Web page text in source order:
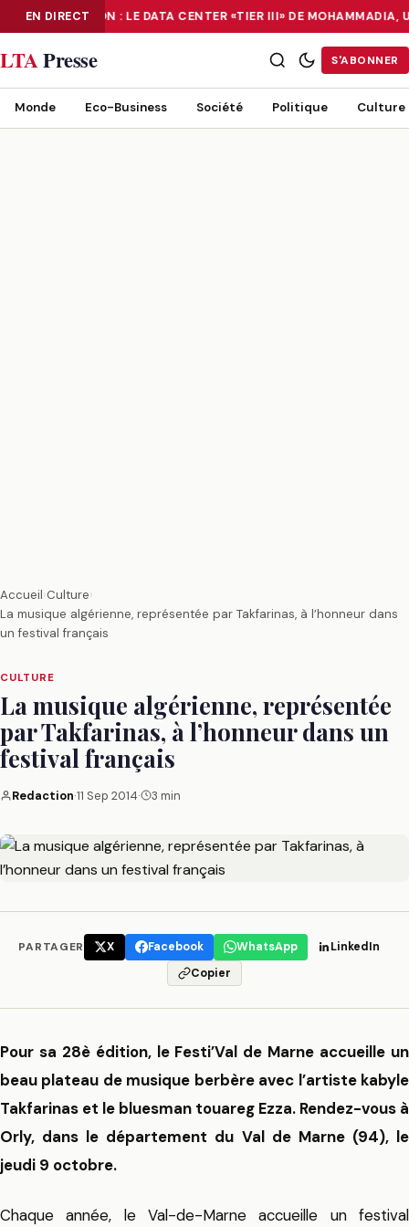
EN DIRECT
NUMÉRISATION : LE DATA CENTER «TIER III» DE MOHAMMADIA,
NUMÉRISATION : LE DATA CENTER «TIER III» DE MOHAMMADIA, UN
LTAPresse S'ABONNER
Monde Eco-Business Société Politique Culture
Accueil›Culture›
La musique algérienne, représentée par Takfarinas, à l’honneur dans
un festival français
CULTURE
La musique algérienne, représentée
par Takfarinas, à l’honneur dans un
festival français
Redaction·11 Sep 2014· 3 min
PARTAGER X Facebook WhatsApp
LinkedIn
Copier
Pour sa 28è édition, le Festi’Val de Marne accueille un
beau plateau de musique berbère avec l’artiste kabyle
Takfarinas et le bluesman touareg Ezza. Rendez-vous à
Orly, dans le département du Val de Marne (94), le
jeudi 9 octobre.
Chaque année, le Val-de-Marne accueille un festival